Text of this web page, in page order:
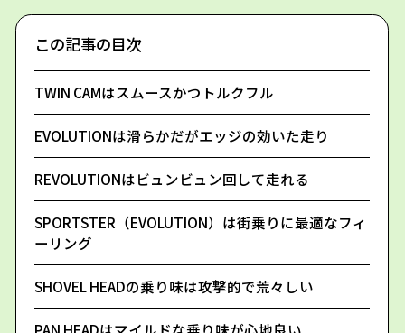
この記事の目次
TWIN CAMはスムースかつトルクフル
EVOLUTIONは滑らかだがエッジの効いた走り
REVOLUTIONはビュンビュン回して走れる
SPORTSTER（EVOLUTION）は街乗りに最適なフィ
ーリング
SHOVEL HEADの乗り味は攻撃的で荒々しい